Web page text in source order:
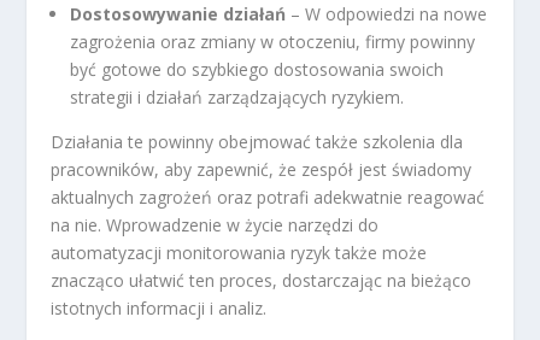
Dostosowywanie działań – W odpowiedzi na nowe
zagrożenia oraz zmiany w otoczeniu, firmy powinny
być gotowe do szybkiego dostosowania swoich
strategii i działań zarządzających ryzykiem.
Działania te powinny obejmować także szkolenia dla
pracowników, aby zapewnić, że zespół jest świadomy
aktualnych zagrożeń oraz potrafi adekwatnie reagować
na nie. Wprowadzenie w życie narzędzi do
automatyzacji monitorowania ryzyk także może
znacząco ułatwić ten proces, dostarczając na bieżąco
istotnych informacji i analiz.